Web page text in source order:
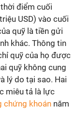
điểm cuối
USD) vào cuối
quỹ là tiền gửi
khác. Thông tin
quỹ của họ được
quỹ không cung
lý do tại sao. Hai
miêu tả là lực
chứng khoán năm